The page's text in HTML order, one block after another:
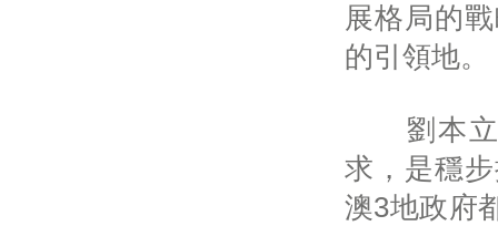
展格局的
的引領地。
劉本立
求，是穩
澳3地政府